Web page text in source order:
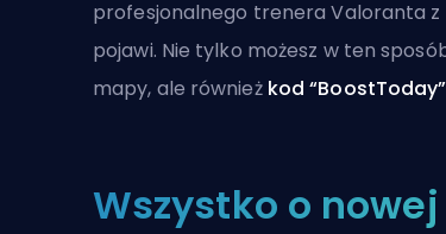
profesjonalnego trenera Valoranta z
pojawi. Nie tylko możesz w ten
mapy, ale również kod
Wszystko o